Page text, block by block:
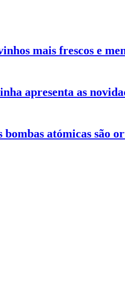
mais frescos e
apresenta as
bombas atómicas são